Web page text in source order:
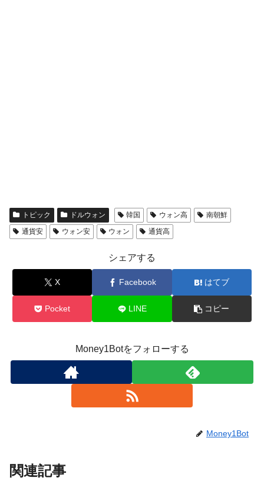
トピック ドルウォン 韓国 ウォン高
南朝鮮
通貨安
ウォン安 ウォン 通貨高
シェアする
X Facebook はてブ
Pocket LINE コピー
Money1Botをフォローする
Money1Bot
関連記事